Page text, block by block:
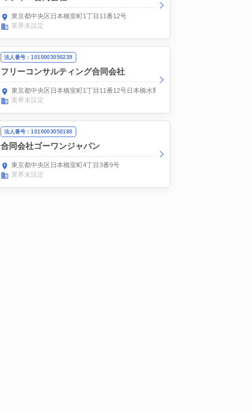
東京都中央区日本橋室町1丁目11番12号
業界未設定
法人番号：1010003050239
フリーコンサルティング合同会社
東京都中央区日本橋室町1丁目11番12号日本橋水野ビル7階
業界未設定
法人番号：1010003050180
合同会社ゴーワンジャパン
東京都中央区日本橋室町4丁目3番9号
業界未設定